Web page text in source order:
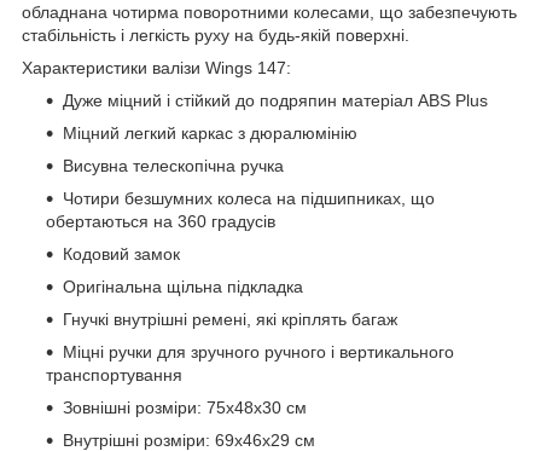
обладнана чотирма поворотними колесами, що забезпечують
стабільність і легкість руху на будь-якій поверхні.
Характеристики валізи Wings 147:
Дуже міцний і стійкий до подряпин матеріал ABS Plus
Міцний легкий каркас з дюралюмінію
Висувна телескопічна ручка
Чотири безшумних колеса на підшипниках, що
обертаються на 360 градусів
Кодовий замок
Оригінальна щільна підкладка
Гнучкі внутрішні ремені, які кріплять багаж
Міцні ручки для зручного ручного і вертикального
транспортування
Зовнішні розміри: 75х48х30 см
Внутрішні розміри: 69х46х29 см